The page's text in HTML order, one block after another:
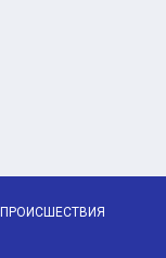
ПРОИСШЕСТВИЯ